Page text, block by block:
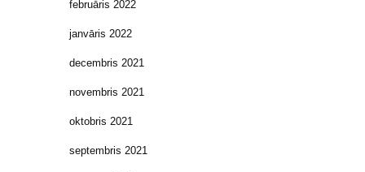
februāris 2022
janvāris 2022
decembris 2021
novembris 2021
oktobris 2021
septembris 2021